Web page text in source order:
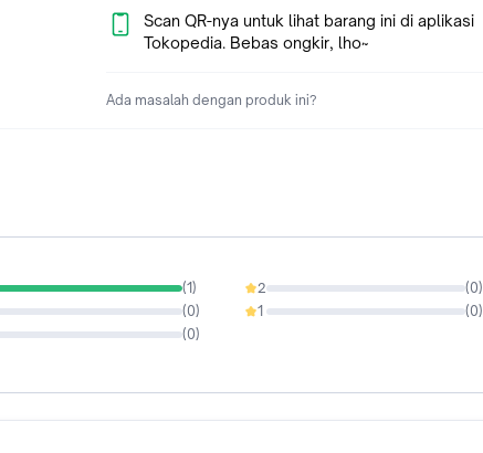
Scan QR-nya untuk lihat barang ini di aplikasi
Tokopedia. Bebas ongkir, lho~
Ada masalah dengan produk ini?
(1)
(0)
(0)
2 (0)
0%
1 (0)
0%